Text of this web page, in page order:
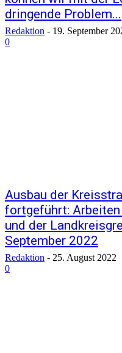
dringende Problem...
Redaktion - 19. September
0
Ausbau der
fortgeführt:
und der
September 2022
Redaktion - 25. August 2022
0